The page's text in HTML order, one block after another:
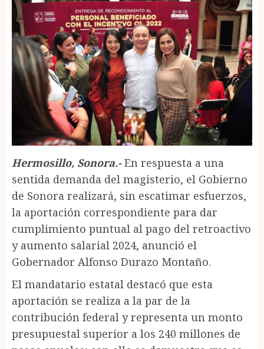
Hermosillo, Sonora.-En respuesta a una
sentida demanda del magisterio, el Gobierno
de Sonora realizará, sin escatimar esfuerzos,
la aportación correspondiente para dar
cumplimiento puntual al pago del retroactivo
y aumento salarial 2024, anunció el
Gobernador Alfonso Durazo Montaño.
El mandatario estatal destacó que esta
aportación se realiza a la par de la
contribución federal y representa un monto
presupuestal superior a los 240 millones de